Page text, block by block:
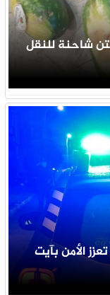
شاحنة للنقل
الأمن بآيت